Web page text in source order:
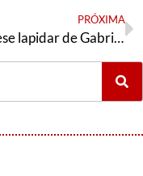
PRÓXIMA
A síntese lapidar de Gabriel Galípolo